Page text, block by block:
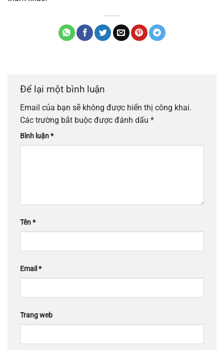
Để lại một bình luận
Email của bạn sẽ không được hiển thị công khai.
Các trường bắt buộc được đánh dấu *
Bình luận*
Tên*
Email *
Trang web